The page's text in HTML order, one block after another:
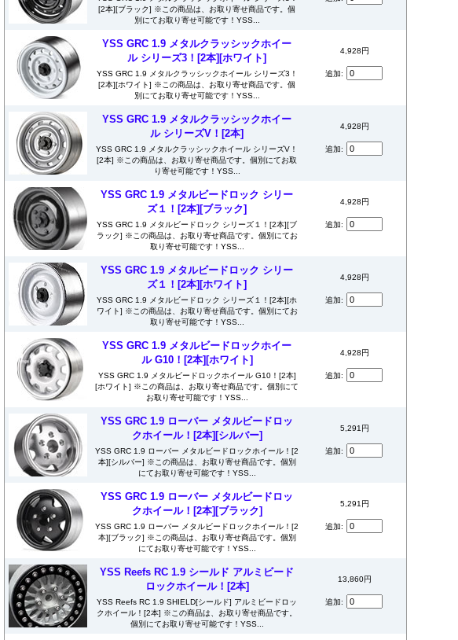
[2本][ブラック] ※この商品は、お取り寄せ商品です。個
別にてお取り寄せ可能です！YSS...
YSS GRC 1.9 メタルクラッシックホイー
ル シリーズ3！[2本][ホワイト]
YSS GRC 1.9 メタルクラッシックホイール シリーズ3！
[2本][ホワイト] ※この商品は、お取り寄せ商品です。個
別にてお取り寄せ可能です！YSS...
4,928円
追加:
YSS GRC 1.9 メタルクラッシックホイー
ル シリーズV！[2本]
YSS GRC 1.9 メタルクラッシックホイール シリーズV！
[2本] ※この商品は、お取り寄せ商品です。個別にてお取
り寄せ可能です！YSS...
4,928円
追加:
YSS GRC 1.9 メタルビードロック シリー
ズ１！[2本][ブラック]
YSS GRC 1.9 メタルビードロック シリーズ１！[2本][ブ
ラック] ※この商品は、お取り寄せ商品です。個別にてお
取り寄せ可能です！YSS...
4,928円
追加:
YSS GRC 1.9 メタルビードロック シリー
ズ１！[2本][ホワイト]
YSS GRC 1.9 メタルビードロック シリーズ１！[2本][ホ
ワイト] ※この商品は、お取り寄せ商品です。個別にてお
取り寄せ可能です！YSS...
4,928円
追加:
YSS GRC 1.9 メタルビードロックホイー
ル G10！[2本][ホワイト]
YSS GRC 1.9 メタルビードロックホイール G10！[2本]
[ホワイト] ※この商品は、お取り寄せ商品です。個別にて
お取り寄せ可能です！YSS...
4,928円
追加:
YSS GRC 1.9 ローバー メタルビードロッ
クホイール！[2本][シルバー]
YSS GRC 1.9 ローバー メタルビードロックホイール！[2
本][シルバー] ※この商品は、お取り寄せ商品です。個別
にてお取り寄せ可能です！YSS...
5,291円
追加:
YSS GRC 1.9 ローバー メタルビードロッ
クホイール！[2本][ブラック]
YSS GRC 1.9 ローバー メタルビードロックホイール！[2
本][ブラック] ※この商品は、お取り寄せ商品です。個別
にてお取り寄せ可能です！YSS...
5,291円
追加:
YSS Reefs RC 1.9 シールド アルミビード
ロックホイール！[2本]
YSS Reefs RC 1.9 SHIELD[シールド] アルミビードロッ
クホイール！[2本] ※この商品は、お取り寄せ商品です。
個別にてお取り寄せ可能です！YSS...
13,860円
追加: